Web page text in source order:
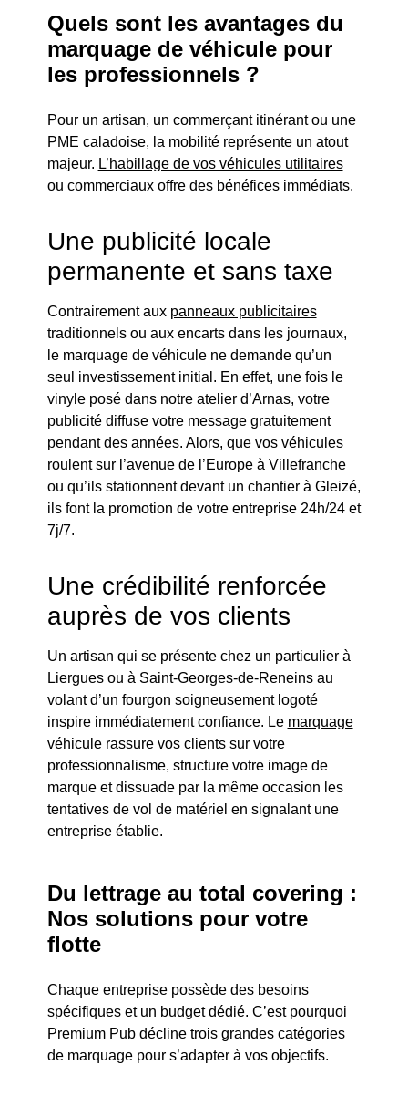
Quels sont les avantages du
marquage de véhicule pour
les professionnels ?
Pour un artisan, un commerçant itinérant ou une
PME caladoise, la mobilité représente un atout
majeur. L’habillage de vos véhicules utilitaires
ou commerciaux offre des bénéfices immédiats.
Une publicité locale
permanente et sans taxe
Contrairement aux panneaux publicitaires
traditionnels ou aux encarts dans les journaux,
le marquage de véhicule ne demande qu’un
seul investissement initial. En effet, une fois le
vinyle posé dans notre atelier d’Arnas, votre
publicité diffuse votre message gratuitement
pendant des années. Alors, que vos véhicules
roulent sur l’avenue de l’Europe à Villefranche
ou qu’ils stationnent devant un chantier à Gleizé,
ils font la promotion de votre entreprise 24h/24 et
7j/7.
Une crédibilité renforcée
auprès de vos clients
Un artisan qui se présente chez un particulier à
Liergues ou à Saint-Georges-de-Reneins au
volant d’un fourgon soigneusement logoté
inspire immédiatement confiance. Le marquage
véhiculerassure vos clients sur votre
professionnalisme, structure votre image de
marque et dissuade par la même occasion les
tentatives de vol de matériel en signalant une
entreprise établie.
Du lettrage au total covering :
Nos solutions pour votre
flotte
Chaque entreprise possède des besoins
spécifiques et un budget dédié. C’est pourquoi
Premium Pub décline trois grandes catégories
de marquage pour s’adapter à vos objectifs.